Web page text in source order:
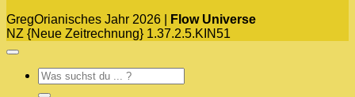
GregOrianisches Jahr 2026 |
Flow Universe
NZ {Neue Zeitrechnung} 1.37.2.5.KIN51
Suchen
nach: